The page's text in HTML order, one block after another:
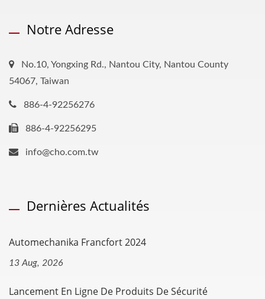
Notre Adresse
No.10, Yongxing Rd., Nantou City, Nantou County
54067, Taiwan
886-4-92256276
886-4-92256295
info@cho.com.tw
Dernières Actualités
Automechanika Francfort 2024
13 Aug, 2026
Lancement En Ligne De Produits De Sécurité